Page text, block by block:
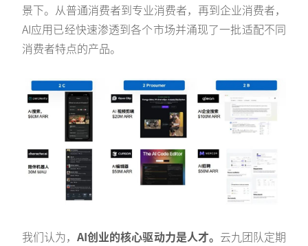
景下。从普通消费者到专业消费者，再到企业消费者，
AI应用已经快速渗透到各个市场并涌现了一批适配不同
消费者特点的产品。
我们认为，AI创业的核心驱动力是人才。 云九团队定期